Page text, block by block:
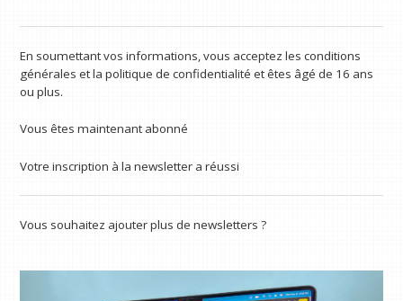
En soumettant vos informations, vous acceptez les conditions
générales et la politique de confidentialité et êtes âgé de 16 ans
ou plus.
Vous êtes maintenant abonné
Votre inscription à la newsletter a réussi
Vous souhaitez ajouter plus de newsletters ?